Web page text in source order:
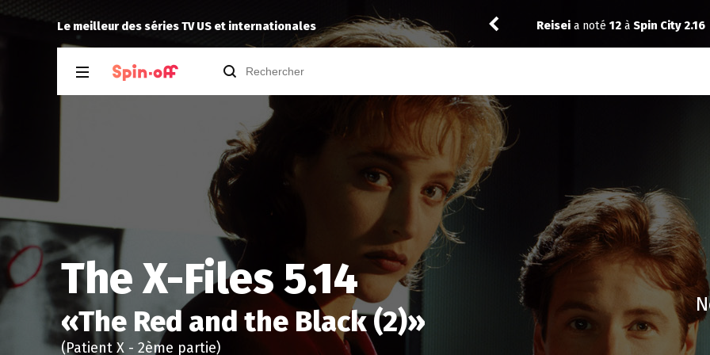
Le meilleur des séries TV US et internationales
Reiseia noté12 àSpin City 2.16 Thibola noté11
The X-Files 5.14
«The Red and the Black (2)»
(Patient X - 2ème partie)